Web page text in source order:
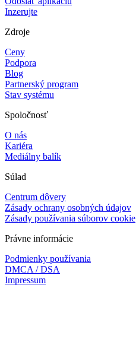
Inzerujte
Zdroje
Ceny
Podpora
Blog
Partnerský program
Stav systému
Spoločnosť
O nás
Kariéra
Mediálny balík
Súlad
Centrum dôvery
Zásady ochrany osobných údajov
Zásady používania súborov cookie
Právne informácie
Podmienky používania
DMCA / DSA
Impressum